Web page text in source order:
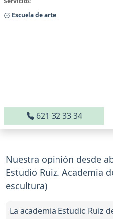
Escuela de arte
621 32 33 34
Nuestra opinión desde
Estudio Ruiz. Academia
escultura)
La academia Estudio Ruiz